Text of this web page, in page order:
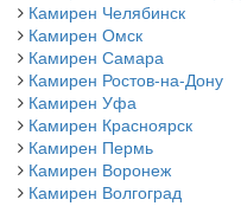
Камирен Челябинск
Камирен Омск
Камирен Самара
Камирен Ростов-на-Дону
Камирен Уфа
Камирен Красноярск
Камирен Пермь
Камирен Воронеж
Камирен Волгоград